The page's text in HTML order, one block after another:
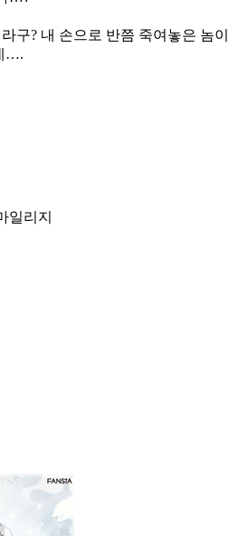
구? 내 손으로 반쯤 죽여놓은 놈이
….
일리지